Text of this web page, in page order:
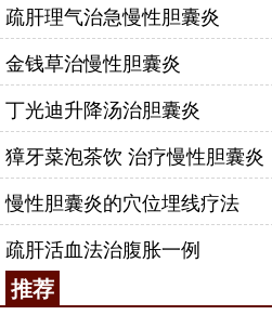
疏肝理气治急慢性胆囊炎
金钱草治慢性胆囊炎
丁光迪升降汤治胆囊炎
獐牙菜泡茶饮 治疗慢性胆囊炎
慢性胆囊炎的穴位埋线疗法
疏肝活血法治腹胀一例
推荐